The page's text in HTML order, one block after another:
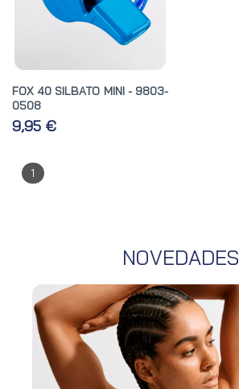
FOX 40 SILBATO MINI - 9803-
0508
9,95 €
1
NOVEDADES